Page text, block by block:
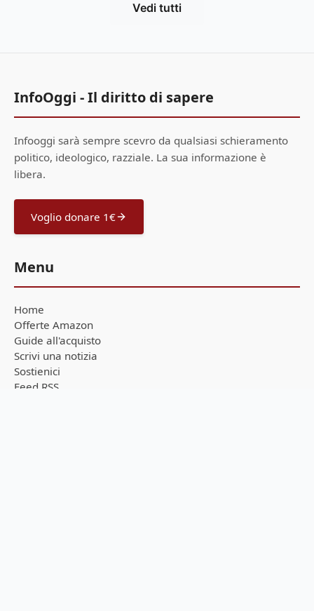
Vedi tutti
InfoOggi - Il diritto di sapere
Infooggi sarà sempre scevro da qualsiasi schieramento
politico, ideologico, razziale. La sua informazione è
libera.
Voglio donare 1€
Menu
Home
Offerte Amazon
Guide all'acquisto
Scrivi una notizia
Sostienici
Feed RSS